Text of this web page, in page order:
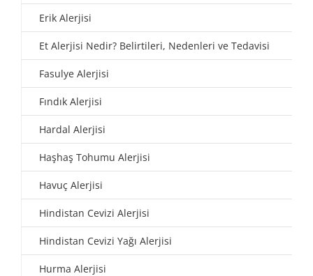
Erik Alerjisi
Et Alerjisi Nedir? Belirtileri, Nedenleri ve Tedavisi
Fasulye Alerjisi
Fındık Alerjisi
Hardal Alerjisi
Haşhaş Tohumu Alerjisi
Havuç Alerjisi
Hindistan Cevizi Alerjisi
Hindistan Cevizi Yağı Alerjisi
Hurma Alerjisi